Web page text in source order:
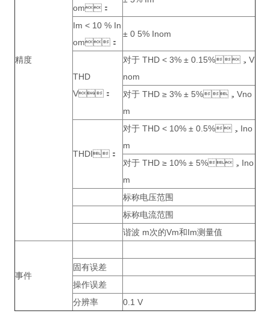
精度
om：
Im < 10 % In
om：
± 0 5% Inom
THD
V：
对于 THD < 3% ± 0.15%，V
nom
对于 THD ≥ 3% ± 5%，Vno
m
THDI：
对于 THD < 10% ± 0.5%，Ino
m
对于 THD ≥ 10% ± 5%，Ino
m
标称电压范围
标称电流范围
谐波 m次的Vm和Im测量值
事件
固有误差
操作误差
分辨率
0.1 V